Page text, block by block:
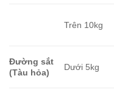
Trên 10kg
Đường sắt
(Tàu hỏa)
Dưới 5kg